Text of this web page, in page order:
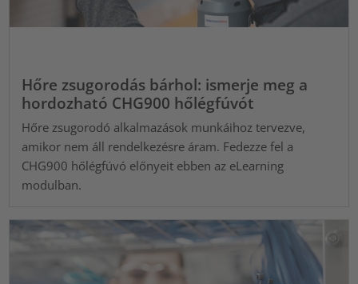
Hőre zsugorodás bárhol: ismerje meg a
hordozható CHG900 hőlégfúvót
Hőre zsugorodó alkalmazások munkáihoz tervezve,
amikor nem áll rendelkezésre áram. Fedezze fel a
CHG900 hőlégfúvó előnyeit ebben az eLearning
modulban.